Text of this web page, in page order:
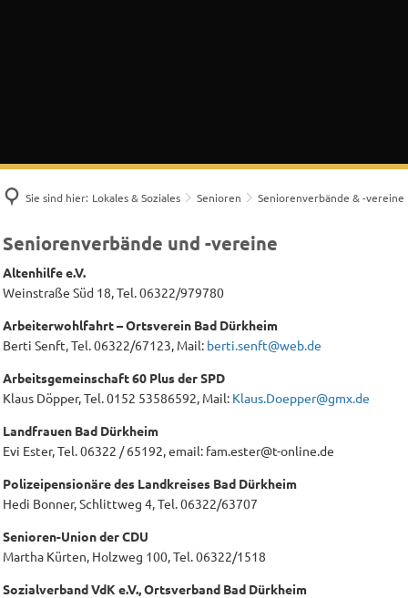
Sie sind hier: Lokales & Soziales Senioren Seniorenverbände & -vereine
Seniorenverbände
&
-
vereine
Seniorenverbände und -vereine
Altenhilfe e.V.
Weinstraße Süd 18, Tel. 06322/979780
Arbeiterwohlfahrt – Ortsverein Bad Dürkheim
Berti Senft, Tel. 06322/67123, Mail: berti.senft@web.de
Arbeitsgemeinschaft 60 Plus der SPD
Klaus Döpper, Tel. 0152 53586592, Mail: Klaus.Doepper@gmx.de
Landfrauen Bad Dürkheim
Evi Ester, Tel. 06322 / 65192, email: fam.ester@t-online.de
Polizeipensionäre des Landkreises Bad Dürkheim
Hedi Bonner, Schlittweg 4, Tel. 06322/63707
Senioren-Union der CDU
Martha Kürten, Holzweg 100, Tel. 06322/1518
Sozialverband VdK e.V., Ortsverband Bad Dürkheim